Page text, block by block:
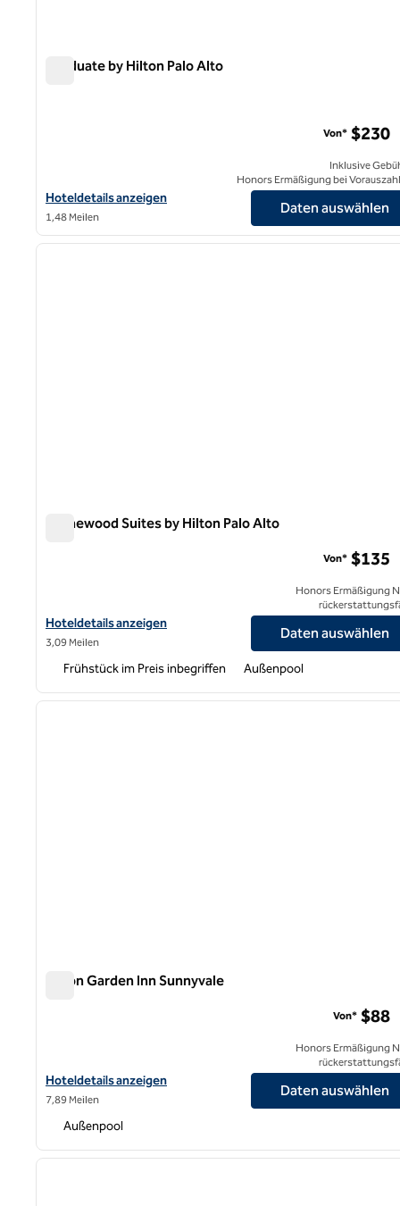
Graduate by Hilton Palo Alto
Hoteldetails für Graduate by Hilton Palo Alto anzeigen
Hoteldetails anzeigen
1,48 Meilen
Von* $230
Inklusive
Honors Ermäßigung bei
Daten auswählen
1
1 von 12
Homewood Suites by Hilton Palo Alto
Hoteldetails für Homewood Suites by Hilton Palo Alto anzeigen
Hoteldetails anzeigen
3,09 Meilen
Von* $135
Honors Ermäßigung
Daten auswählen
Frühstück im Preis inbegriffen Außenpool
1 von 12
Hilton Garden Inn Sunnyvale
Hoteldetails für Hilton Garden Inn Sunnyvale anzeigen
Hoteldetails anzeigen
7,89 Meilen
Von* $88
Honors Ermäßigung
Daten auswählen
Außenpool
1 von 12